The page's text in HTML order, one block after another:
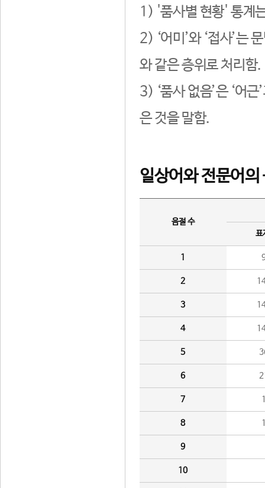
1) '품사별 현황' 통계
2) ‘어미’와 ‘접사’는
와 같은 층위로 처리함.
3) ‘품사 없음’은 ‘어
은 것을 말함.
일상어와 전문어의
음절 수
표
1
2
3
4
5
6
7
8
9
10